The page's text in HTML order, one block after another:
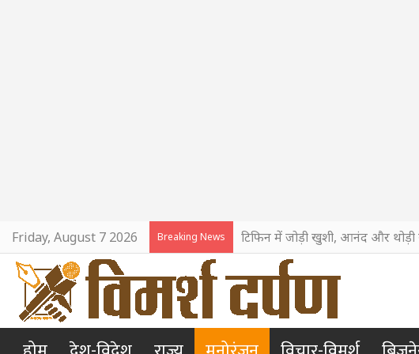
Friday, August 7 2026 Breaking News टिफिन में जोड़ी खुशी, आनंद और थोड़ी